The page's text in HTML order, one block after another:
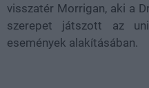
visszatér Morrigan, aki a
szerepet játszott az
események alakításában.